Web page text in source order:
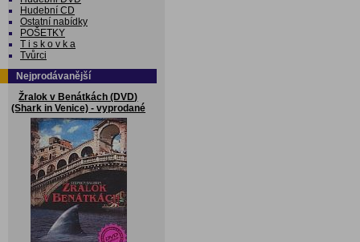
Hudební CD
Ostatní nabídky
POŠETKY
T i s k o v k a
Tvůrci
Nejprodávanější
Žralok v Benátkách (DVD)
(Shark in Venice) - vyprodané